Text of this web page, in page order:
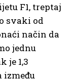
F1, treptaj
svaki od
način da
jednu
je 1,3
između